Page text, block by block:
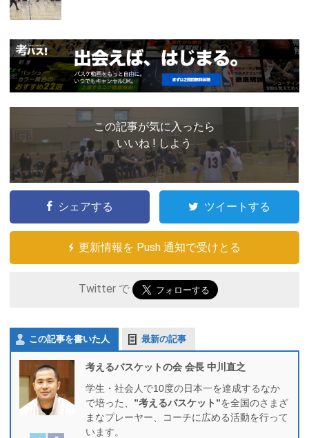
この記事が気に入ったら
いいね ! しよう
シェアする ツイートする
更新情報を Push 通知で受けとる
Twitter で
この記事を書いた人 最新の記事
考えるバスケットの会 会長 中川直之
学生・社会人で10度の日本一を達成するなか
で培った、 ”考えるバスケット”を全国のさまざ
まなプレーヤー、コーチに広める活動を行って
います。